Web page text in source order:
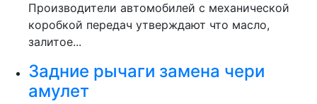
Производители автомобилей с механической
коробкой передач утверждают что масло,
залитое...
Задние рычаги замена чери
амулет